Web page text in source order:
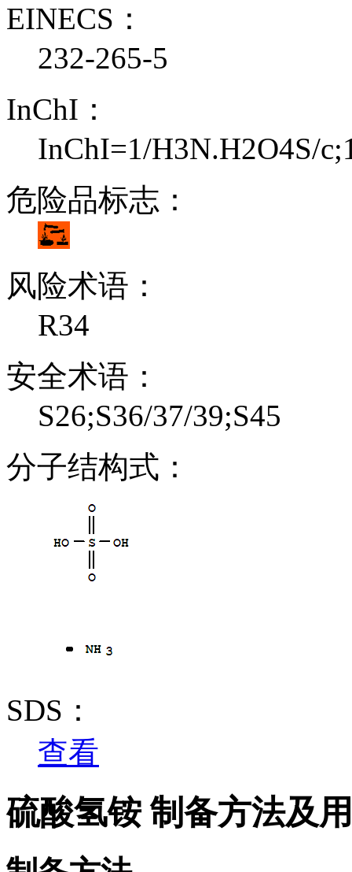
EINECS：
232-265-5
InChI：
InChI=1/H3N.H2O4S/
危险品标志：
风险术语：
R34
安全术语：
S26;S36/37/39;S45
分子结构式：
SDS：
查看
硫酸氢铵 制备方法及